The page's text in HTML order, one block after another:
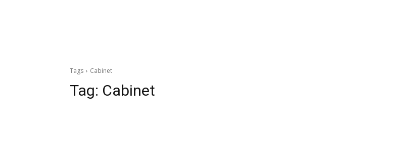
Tags Cabinet
Tag: Cabinet